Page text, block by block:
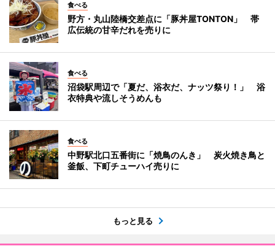
食べる
野方・丸山陸橋交差点に「豚丼屋TONTON」 帯
広伝統の甘辛だれを売りに
食べる
沼袋駅周辺で「夏だ、浴衣だ、ナッツ祭り！」 浴
衣特典や流しそうめんも
食べる
中野駅北口五番街に「焼鳥のんき」 炭火焼き鳥と
釜飯、下町チューハイ売りに
もっと見る